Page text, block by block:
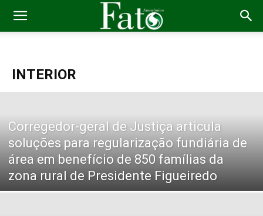
INTERIOR
Corregedor-geral de Justiça articula
soluções para regularização fundiária de
área em benefício de 850 famílias da
zona rural de Presidente Figueiredo